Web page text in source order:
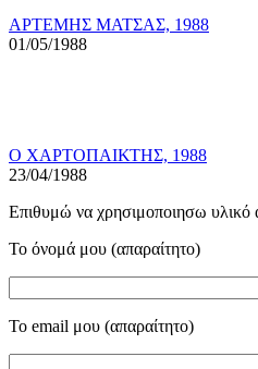
ΑΡΤΕΜΗΣ ΜΑΤΣΑΣ, 1988
01/05/1988
Ο ΧΑΡΤΟΠΑΙΚΤΗΣ, 1988
23/04/1988
Επιθυμώ να χρησιμοποιησω υλικό
Το όνομά μου (απαραίτητο)
Το email μου (απαραίτητο)